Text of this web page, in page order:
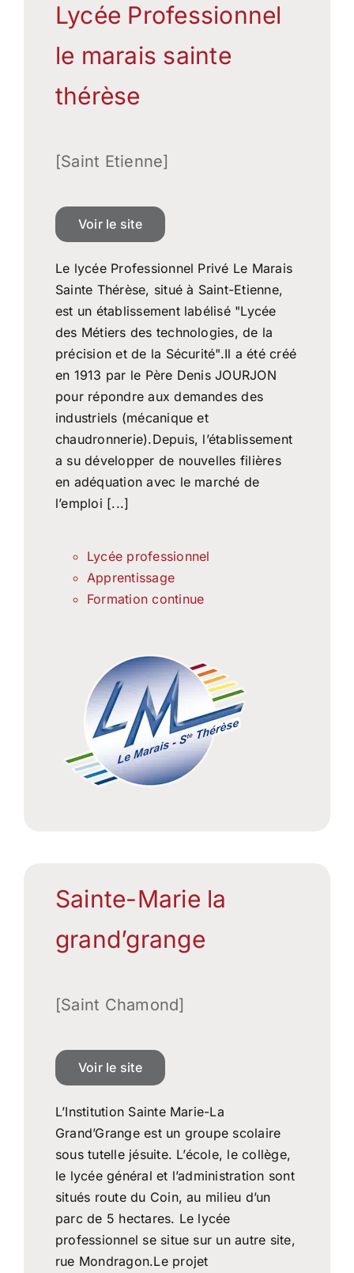
Lycée Professionnel
le marais sainte
thérèse
[Saint Etienne]
Voir le site
Le lycée Professionnel Privé Le Marais
Sainte Thérèse, situé à Saint-Etienne,
est un établissement labélisé "Lycée
des Métiers des technologies, de la
précision et de la Sécurité".Il a été créé
en 1913 par le Père Denis JOURJON
pour répondre aux demandes des
industriels (mécanique et
chaudronnerie).Depuis, l’établissement
a su développer de nouvelles filières
en adéquation avec le marché de
l’emploi [...]
Lycée professionnel
Apprentissage
Formation continue
Sainte-Marie la
grand’grange
[Saint Chamond]
Voir le site
L’Institution Sainte Marie-La
Grand’Grange est un groupe scolaire
sous tutelle jésuite. L’école, le collège,
le lycée général et l’administration sont
situés route du Coin, au milieu d’un
parc de 5 hectares. Le lycée
professionnel se situe sur un autre site,
rue Mondragon.Le projet